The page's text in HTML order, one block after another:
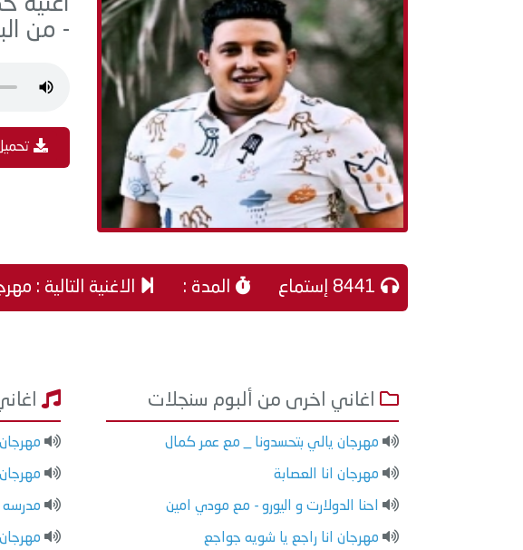
- من
المدة : الاغنية التالية :
اغاني اخرى من ألبوم سنجلات
مهرجان يالي بتحسدونا _ مع عمر كمال
مهرجان انا العصابة
احنا الدولارت و اليورو - مع مودي امين
مهرجان انا راجع يا شويه جواجع
مدرسه